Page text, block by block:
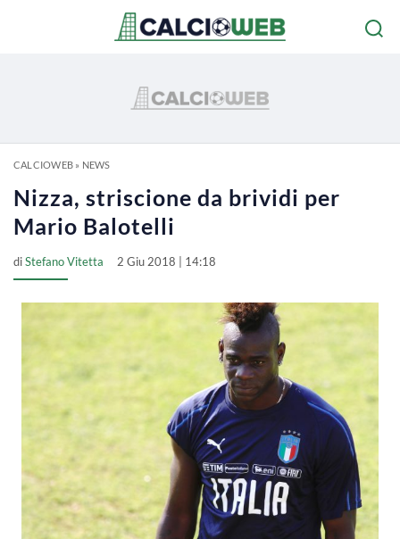
CALCIOWEB» NEWS
Nizza, striscione da brividi per
Mario Balotelli
diStefano Vitetta 2 Giu 2018 | 14:18